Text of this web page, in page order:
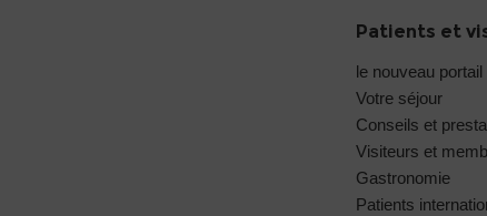
Patients et
le nouveau
Votre séjour
Conseils et
Visiteurs et
Gastronomie
Patients